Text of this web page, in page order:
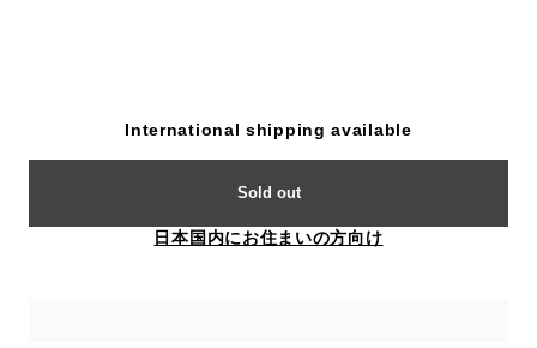
International shipping available
Sold out
日本国内にお住まいの方向け